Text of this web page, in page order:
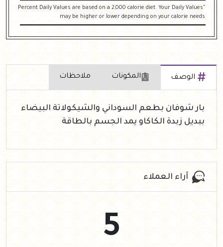
"Percent Daily Values are based on a 2,000 calorie diet. Your Daily Values
may be higher or lower depending on your calorie needs
الوصف المكونات ملاحظات
بار شوفان بطعم السوداني والشيكولاتة البيضاء
ببديل زبدة الكاكاو يمد الجسم بالطاقة
آراء العملاء
5